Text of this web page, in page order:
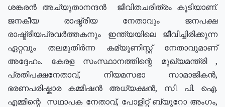
ശങ്കരൻ അച്യുതാനന്ദൻ ജീവിതചരിത്രം കൂടിയാണ്.
ജനകീയ രാഷ്ട്രീയ നേതാവും ജനപക്ഷ
രാഷ്ട്രീയപ്രവർത്തകനും ഇന്ത്യയിലെ ജീവിച്ചിരിക്കുന്ന
ഏറ്റവും തലമുതിർന്ന കമ്യൂണിസ്റ്റ് നേതാവുമാണ്
അദ്ദേഹം. കേരള സംസ്ഥാനത്തിന്റെ മുഖ്യമന്ത്രി ,
പ്രതിപക്ഷനേതാവ്, നിയമസഭാ സാമാജികൻ,
ഭരണപരിഷ്കാര കമ്മീഷൻ അധ്യക്ഷൻ, സി. പി. ഐ.
എമ്മിന്റെ സഥാപക നേതാവ്, പോളിറ്റ് ബ്യുറോ അംഗം,